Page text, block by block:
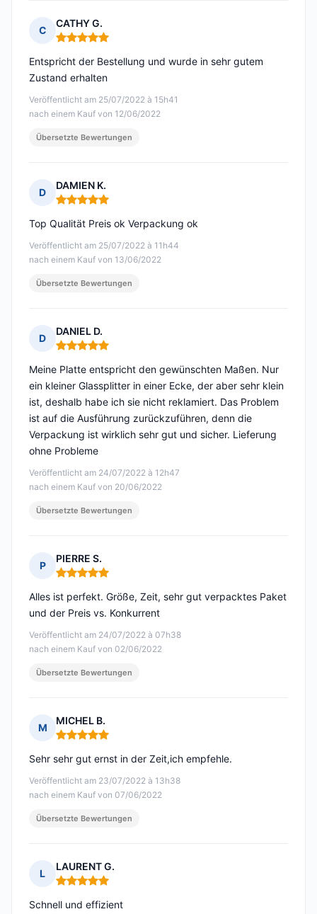
C
CATHY G.
Hinweis: 5 von 5
Veröffentlicht am 25/07/2022 à 15h41
nach einem Kauf von 12/06/2022
Entspricht der Bestellung und wurde in sehr gutem
Zustand erhalten
Übersetzte Bewertungen
D
DAMIEN K.
Hinweis: 5 von 5
Veröffentlicht am 25/07/2022 à 11h44
nach einem Kauf von 13/06/2022
Top Qualität Preis ok Verpackung ok
Übersetzte Bewertungen
D
DANIEL D.
Hinweis: 5 von 5
Veröffentlicht am 24/07/2022 à 12h47
nach einem Kauf von 20/06/2022
Meine Platte entspricht den gewünschten Maßen. Nur
ein kleiner Glassplitter in einer Ecke, der aber sehr klein
ist, deshalb habe ich sie nicht reklamiert. Das Problem
ist auf die Ausführung zurückzuführen, denn die
Verpackung ist wirklich sehr gut und sicher. Lieferung
ohne Probleme
Übersetzte Bewertungen
P
PIERRE S.
Hinweis: 5 von 5
Veröffentlicht am 24/07/2022 à 07h38
nach einem Kauf von 02/06/2022
Alles ist perfekt. Größe, Zeit, sehr gut verpacktes Paket
und der Preis vs. Konkurrent
Übersetzte Bewertungen
M
MICHEL B.
Hinweis: 5 von 5
Veröffentlicht am 23/07/2022 à 13h38
nach einem Kauf von 07/06/2022
Sehr sehr gut ernst in der Zeit,ich empfehle.
Übersetzte Bewertungen
L
LAURENT G.
Hinweis: 5 von 5
Schnell und effizient